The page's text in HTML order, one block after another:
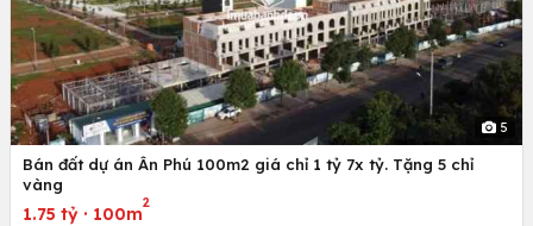
5
Bán đất dự án Ân Phú 100m2 giá chỉ 1 tỷ 7x tỷ. Tặng 5 chỉ
vàng
1.75 tỷ · 100m
2